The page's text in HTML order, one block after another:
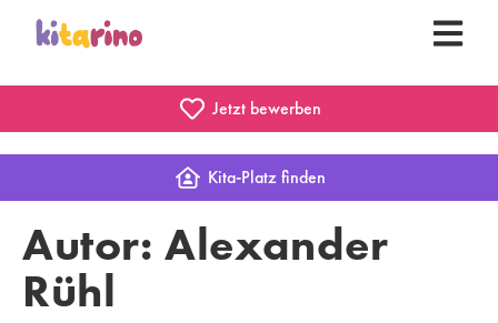
Jetzt bewerben
Kita-Platz finden
Autor:Alexander
Rühl